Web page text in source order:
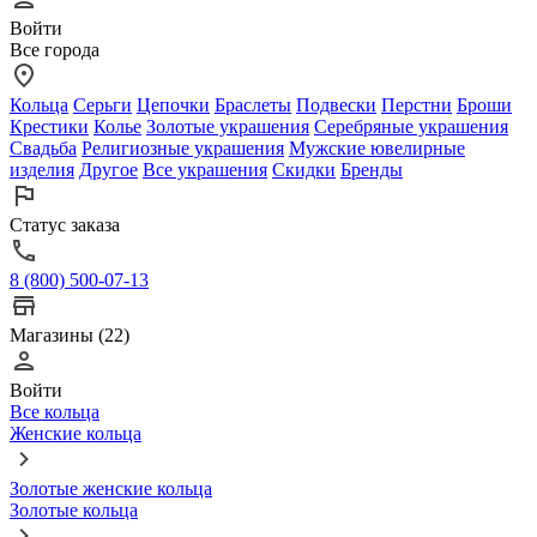
Войти
Все города
Кольца Серьги Цепочки Браслеты Подвески Перстни Броши
Крестики Колье Золотые украшения Серебряные украшения
Свадьба Религиозные украшения Мужские ювелирные
изделия Другое Все украшения Скидки Бренды
Статус заказа
8 (800) 500-07-13
Магазины (22)
Войти
Все кольца
Женские кольца
Золотые женские кольца
Золотые кольца